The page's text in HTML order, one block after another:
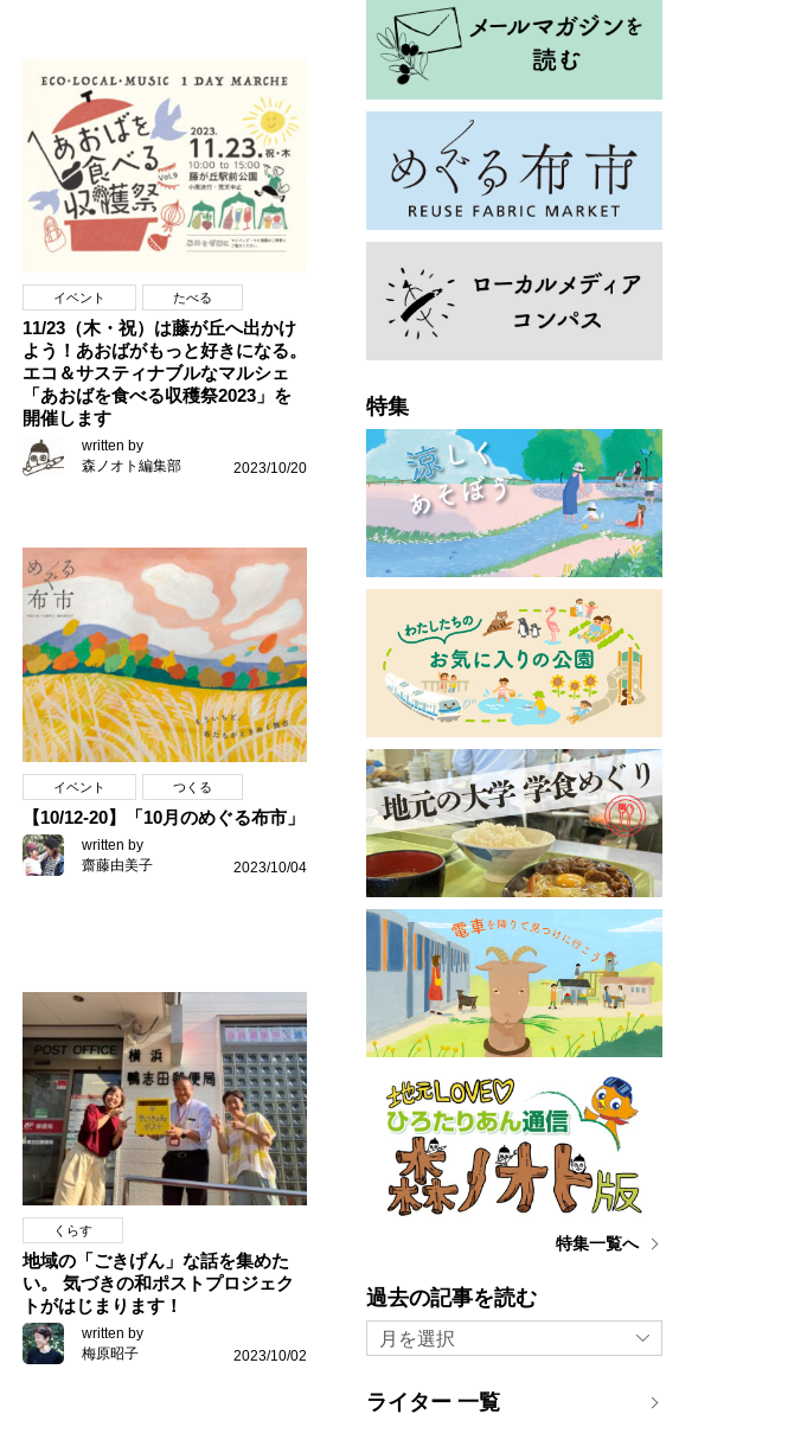
イベント たべる
11/23（木・祝）は藤が丘へ出かけ
よう！あおばがもっと好きになる。
エコ＆サスティナブルなマルシェ
「あおばを食べる収穫祭2023」を
開催します
written by
森ノオト編集部
2023/10/20
イベント つくる
【10/12-20】「10月のめぐる布市」
written by
齋藤由美子
2023/10/04
くらす
地域の「ごきげん」な話を集めた
い。 気づきの和ポストプロジェク
トがはじまります！
written by
梅原昭子
2023/10/02
特集
特集一覧へ
過去の記事を読む
月を選択
ライター 一覧